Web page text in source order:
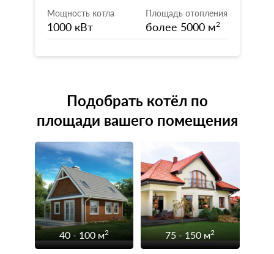
Мощность котла
1000 кВт
Площадь отопления
более 5000 м2
Подобрать котёл по
площади вашего помещения
40 - 100 м2 75 - 150 м2